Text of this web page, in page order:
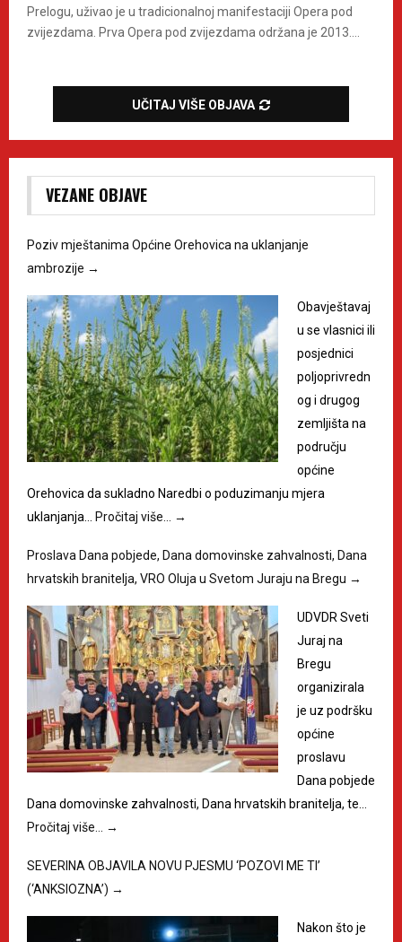
Prelogu, uživao je u tradicionalnoj manifestaciji Opera pod
zvijezdama. Prva Opera pod zvijezdama održana je 2013....
UČITAJ VIŠE OBJAVA
VEZANE OBJAVE
Poziv mještanima Općine Orehovica na uklanjanje
ambrozije →
Obavještavaj
u se vlasnici ili
posjednici
poljoprivredn
og i drugog
zemljišta na
području
općine
Orehovica da sukladno Naredbi o poduzimanju mjera
uklanjanja…
Pročitaj više… →
Proslava Dana pobjede, Dana domovinske zahvalnosti, Dana
hrvatskih branitelja, VRO Oluja u Svetom Juraju na Bregu →
UDVDR Sveti
Juraj na
Bregu
organizirala
je uz podršku
općine
proslavu
Dana pobjede
Dana domovinske zahvalnosti, Dana hrvatskih branitelja, te…
Pročitaj više…
→
SEVERINA OBJAVILA NOVU PJESMU ‘POZOVI ME TI’
(‘ANKSIOZNA’) →
Nakon što je